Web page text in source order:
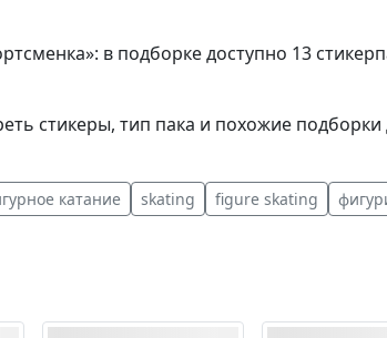
в подборке доступно 13
стикеры, тип пака и похожие подборки
катание skating figure skating